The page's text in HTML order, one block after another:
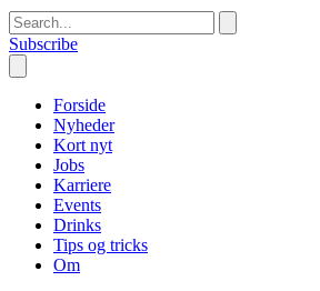
Subscribe
Forside
Nyheder
Kort nyt
Jobs
Karriere
Events
Drinks
Tips og tricks
Om